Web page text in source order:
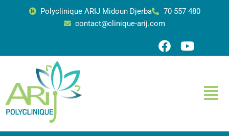
Polyclinique ARIJ Midoun Djerba
70 557 480
contact@clinique-arij.com